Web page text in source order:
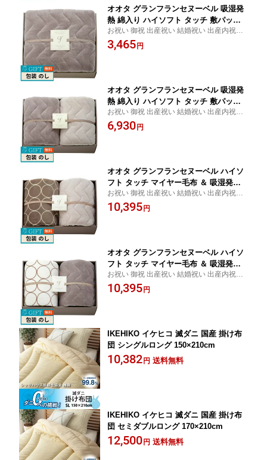
オオタ グランフランセヌーベル 吸湿発
熱 綿入り ハイソフト タッチ 敷パット
バイオレットグレー GFN8057VG/PR ギ
フト プレゼント 贈り物 贈答 包装 熨斗
お祝い 御祝 出産祝い 結婚祝い 出産内祝い
結婚内祝い 内祝い お返し 出産 結婚 香典返
し ギフト プレゼント 御中元 お中元 御歳暮
3,465円
オオタ グランフランセヌーベル 吸湿発
熱 綿入り ハイソフト タッチ 敷パット 2
枚 GFN8107 ギフト プレゼント 贈り物
贈答 包装 熨斗 のし 無料 【LOI】
お祝い 御祝 出産祝い 結婚祝い 出産内祝い
結婚内祝い 内祝い お返し 出産 結婚 香典返
し ギフト プレゼント 御中元 お中元 御歳暮
6,930円
オオタ グランフランセヌーベル ハイソ
フト タッチ マイヤー毛布 ＆ 吸湿発熱
綿入り 敷パット グレージュ GFN8157G
E/IV ギフト プレゼント 贈り物 贈答 包
お祝い 御祝 出産祝い 結婚祝い 出産内祝い
結婚内祝い 内祝い お返し 出産 結婚 香典返
し ギフト プレゼント 御中元 お中元 御歳暮
10,395円
オオタ グランフランセヌーベル ハイソ
フト タッチ マイヤー毛布 ＆ 吸湿発熱
綿入り 敷パット アイボリー GFN8157G
E/IV ギフト プレゼント 贈り物 贈答 包
お祝い 御祝 出産祝い 結婚祝い 出産内祝い
結婚内祝い 内祝い お返し 出産 結婚 香典返
し ギフト プレゼント 御中元 お中元 御歳暮
10,395円
IKEHIKO イケヒコ 滅ダニ 国産 掛け布
団 シングルロング 150×210cm
10,382円 送料無料
IKEHIKO イケヒコ 滅ダニ 国産 掛け布
団 セミダブルロング 170×210cm
12,500円 送料無料